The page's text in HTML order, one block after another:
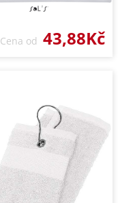
Cena od 43,88Kč